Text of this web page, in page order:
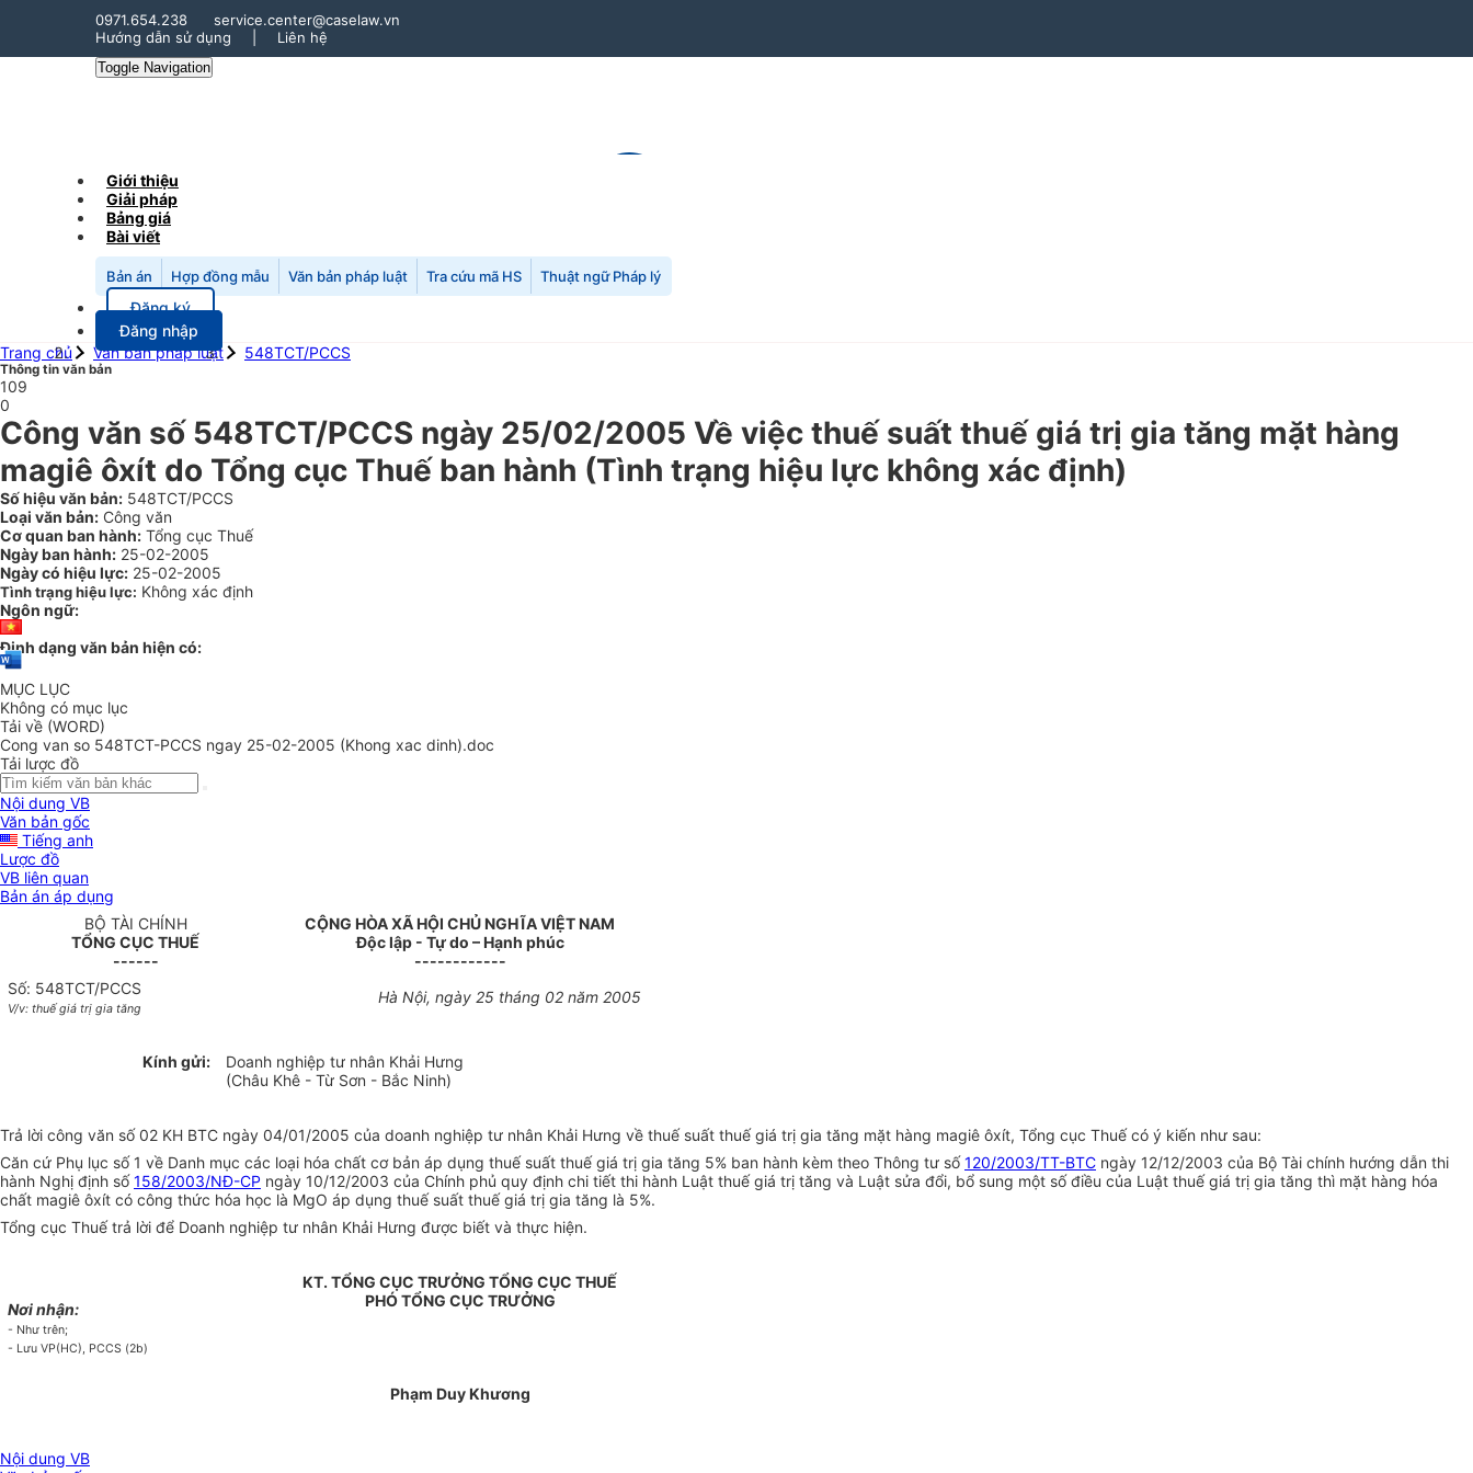
0971.654.238
service.center@caselaw.vn
Hướng dẫn sử dụng
Liên hệ
Toggle Navigation
Giới thiệu
Giải pháp
Bảng giá
Bài viết
Bản án Hợp đồng mẫu Văn bản pháp luật Tra cứu mã HS Thuật ngữ Pháp lý
Đăng ký
Đăng nhập
Trang chủ
Văn bản pháp luật 548TCT/PCCS
Thông tin văn bản
109
0
Công văn số 548TCT/PCCS ngày 25/02/2005 Về việc thuế suất thuế giá trị gia tăng mặt hàng
magiê ôxít do Tổng cục Thuế ban hành (Tình trạng hiệu lực không xác định)
Số hiệu văn bản: 548TCT/PCCS
Loại văn bản: Công văn
Cơ quan ban hành: Tổng cục Thuế
Ngày ban hành: 25-02-2005
Ngày có hiệu lực: 25-02-2005
Tình trạng hiệu lực: Không xác định
Ngôn ngữ:
Định dạng văn bản hiện có:
MỤC LỤC
Không có mục lục
Tải về (WORD)
Cong van so 548TCT-PCCS ngay 25-02-2005 (Khong xac dinh).doc
Tải lược đồ
Nội dung VB
Văn bản gốc
Tiếng anh
Lược đồ
VB liên quan
Bản án áp dụng
BỘ TÀI CHÍNH
TỔNG CỤC THUẾ
------
CỘNG HÒA XÃ HỘI CHỦ NGHĨA VIỆT NAM
Độc lập - Tự do – Hạnh phúc
------------
Số: 548TCT/PCCS
V/v: thuế giá trị gia tăng
Hà Nội, ngày 25 tháng 02 năm 2005
Kính gửi:
Doanh nghiệp tư nhân Khải Hưng
(Châu Khê - Từ Sơn - Bắc Ninh)
Trả lời công văn số 02 KH BTC ngày 04/01/2005 của doanh nghiệp tư nhân Khải Hưng về thuế suất thuế giá trị gia tăng mặt hàng magiê ôxít, Tổng cục Thuế có ý kiến như sau:
Căn cứ Phụ lục số 1 về Danh mục các loại hóa chất cơ bản áp dụng thuế suất thuế giá trị gia tăng 5% ban hành kèm theo Thông tư số120/2003/TT-BTC ngày 12/12/2003 của Bộ Tài chính hướng dẫn thi
hành Nghị định số158/2003/NĐ-CP ngày 10/12/2003 của Chính phủ quy định chi tiết thi hành Luật thuế giá trị tăng và Luật sửa đổi, bổ sung một số điều của Luật thuế giá trị gia tăng thì mặt hàng hóa
chất magiê ôxít có công thức hóa học là MgO áp dụng thuế suất thuế giá trị gia tăng là 5%.
Tổng cục Thuế trả lời để Doanh nghiệp tư nhân Khải Hưng được biết và thực hiện.
Nơi nhận:
- Như trên;
- Lưu VP(HC), PCCS (2b)
KT. TỔNG CỤC TRƯỞNG TỔNG CỤC THUẾ
PHÓ TỔNG CỤC TRƯỞNG
Phạm Duy Khương
Nội dung VB